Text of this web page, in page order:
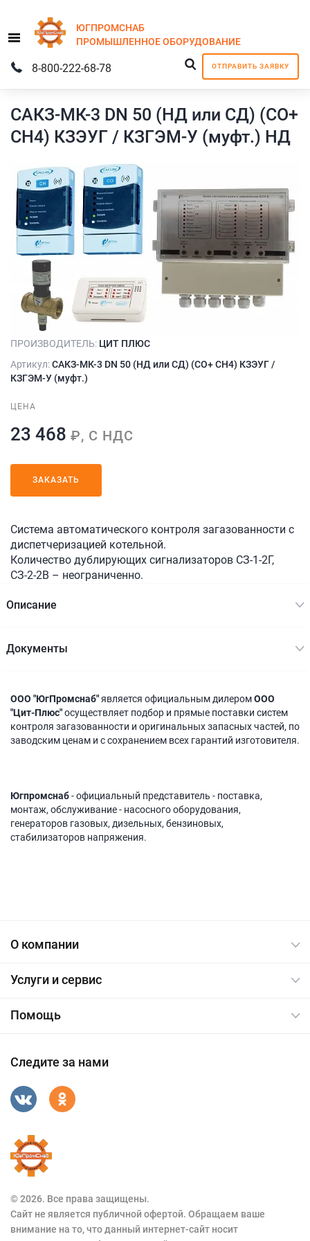
Menu
ЮГПРОМСНАБ
ПРОМЫШЛЕННОЕОБОРУДОВАНИЕ
ОТПРАВИТЬ ЗАЯВКУ
8-800-222-68-78
САКЗ-МК-3 DN 50 (НД или СД) (СО+
СН4) КЗЭУГ / КЗГЭМ-У (муфт.) НД
ПРОИЗВОДИТЕЛЬ: ЦИТ ПЛЮС
Артикул:САКЗ-МК-3 DN 50 (НД или СД) (СО+ СН4) КЗЭУГ /
КЗГЭМ-У (муфт.)
ЦЕНА
23 468 ₽, С НДС
ЗАКАЗАТЬ
Система автоматического контроля загазованности с
диспетчеризацией котельной.
Количество дублирующих сигнализаторов СЗ-1-2Г,
СЗ-2-2В – неограниченно.
Описание
Документы
ООО "ЮгПромснаб"является официальным дилеромООО
"Цит-Плюс"осуществляет подбор и прямые поставки систем
контроля загазованности и оригинальных запасных частей, по
заводским ценам и с сохранением всех гарантий изготовителя.
Югпромснаб- официальный представитель - поставка,
монтаж, обслуживание - насосного оборудования,
генераторов газовых, дизельных, бензиновых,
стабилизаторов напряжения.
О компании
Услуги и сервис
Помощь
Следите за нами
© 2026. Все права защищены.
Сайт не является публичной офертой. Обращаем ваше
внимание на то, что данный интернет-сайт носит